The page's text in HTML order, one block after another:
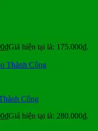
₫Giá hiện tại là: 175.000₫.
Công
₫Giá hiện tại là: 280.000₫.